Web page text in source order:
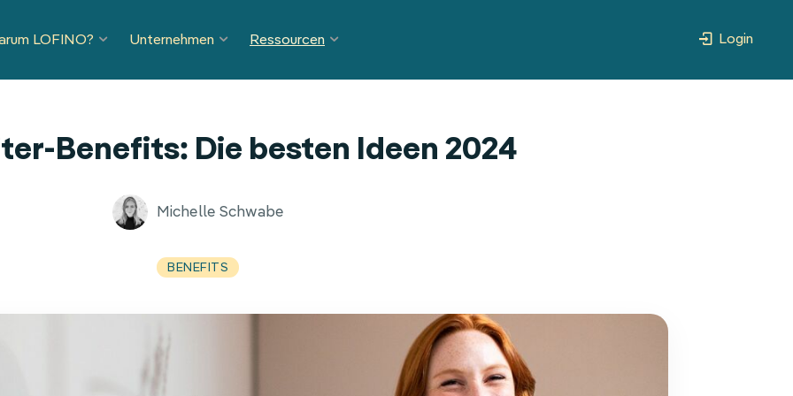
LOFINO? Unternehmen Ressourcen Login
Benefits: Die besten Ideen 2024
Michelle Schwabe
BENEFITS